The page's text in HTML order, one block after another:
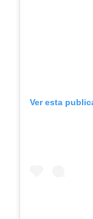
Ver esta